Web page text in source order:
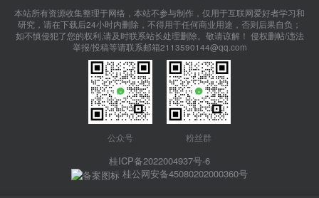
本站所有资源收集整理于网络，本站不参与制作，仅用于互联网爱好者学习和
研究，请在下载后24小时内删除，不得用于任何商业用途，否则后果自负；
如不慎侵犯了您的权利,请及时联系站长处理删除。敬请谅解！ 侵权删帖/违法
举报/投稿等请联系邮箱2113590144@qq.com
公众号 粉丝群
桂ICP备2022004937号-6
桂公网安备45080202000360号